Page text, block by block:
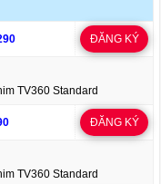
ĐĂNG KÝ
TV360 Standard
ĐĂNG KÝ
TV360 Standard